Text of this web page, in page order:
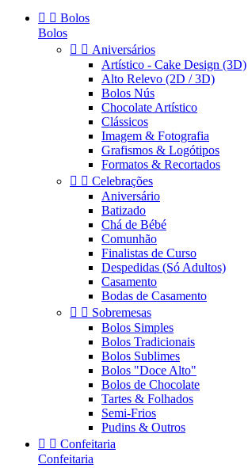
  Bolos
Bolos
  Aniversários
Artístico - Cake Design (3D)
Alto Relevo (2D / 3D)
Bolos Nús
Chocolate Artístico
Clássicos
Imagem & Fotografia
Grafismos & Logótipos
Formatos & Recortados
  Celebrações
Aniversário
Batizado
Chá de Bébé
Comunhão
Finalistas de Curso
Despedidas (Só Adultos)
Casamento
Bodas de Casamento
  Sobremesas
Bolos Simples
Bolos Tradicionais
Bolos Sublimes
Bolos "Doce Alto"
Bolos de Chocolate
Tartes & Folhados
Semi-Frios
Pudins & Outros
  Confeitaria
Confeitaria